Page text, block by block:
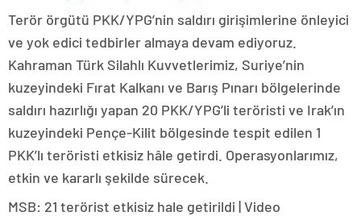
Terör örgütü PKK/YPG’nin saldırı girişimlerine önleyici
ve yok edici tedbirler almaya devam ediyoruz.
Kahraman Türk Silahlı Kuvvetlerimiz, Suriye’nin
kuzeyindeki Fırat Kalkanı ve Barış Pınarı bölgelerinde
saldırı hazırlığı yapan 20 PKK/YPG’li teröristi ve Irak’ın
kuzeyindeki Pençe-Kilit bölgesinde tespit edilen 1
PKK’lı teröristi etkisiz hâle getirdi. Operasyonlarımız,
etkin ve kararlı şekilde sürecek.
MSB: 21 terörist etkisiz hale getirildi | Video